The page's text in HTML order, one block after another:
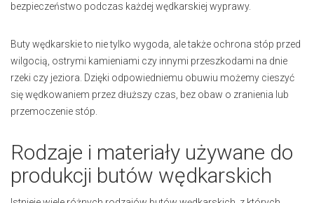
bezpieczeństwo podczas każdej wędkarskiej wyprawy.
Buty wędkarskie to nie tylko wygoda, ale także ochrona stóp przed
wilgocią, ostrymi kamieniami czy innymi przeszkodami na dnie
rzeki czy jeziora. Dzięki odpowiedniemu obuwiu możemy cieszyć
się wędkowaniem przez dłuższy czas, bez obaw o zranienia lub
przemoczenie stóp.
Rodzaje i materiały używane do
produkcji butów wędkarskich